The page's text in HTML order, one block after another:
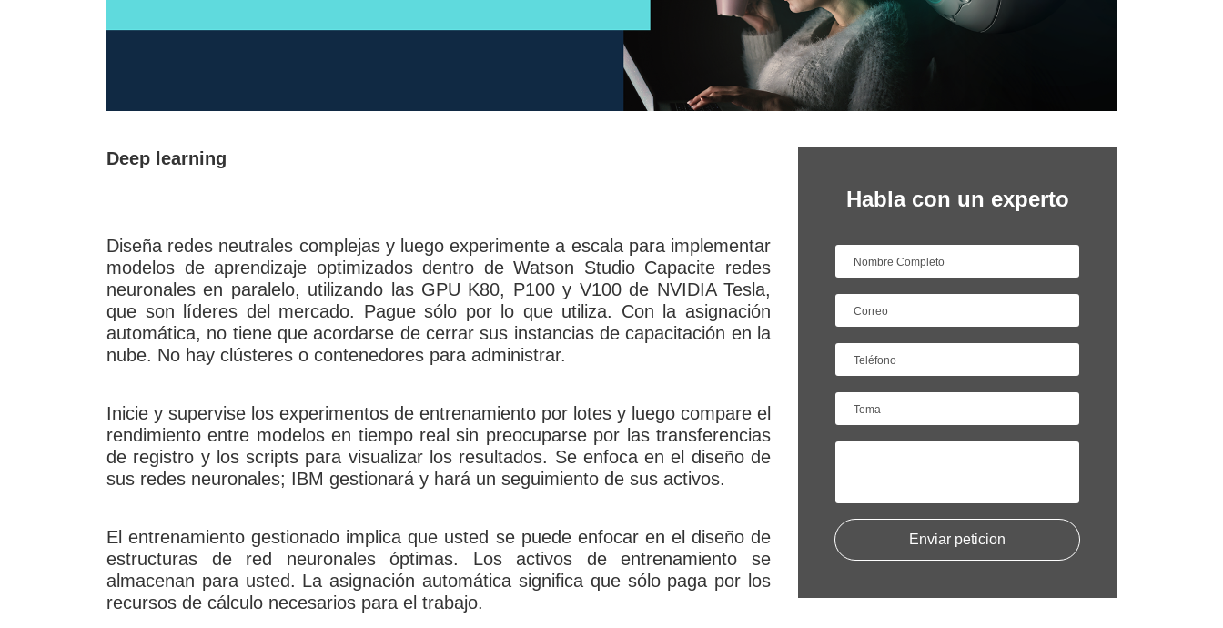
Deep learning
Diseña redes neutrales complejas y luego experimente a escala para implementar
modelos de aprendizaje optimizados dentro de Watson Studio Capacite redes
neuronales en paralelo, utilizando las GPU K80, P100 y V100 de NVIDIA Tesla,
que son líderes del mercado. Pague sólo por lo que utiliza. Con la asignación
automática, no tiene que acordarse de cerrar sus instancias de capacitación en la
nube. No hay clústeres o contenedores para administrar.
Inicie y supervise los experimentos de entrenamiento por lotes y luego compare el
rendimiento entre modelos en tiempo real sin preocuparse por las transferencias
de registro y los scripts para visualizar los resultados. Se enfoca en el diseño de
sus redes neuronales; IBM gestionará y hará un seguimiento de sus activos.
El entrenamiento gestionado implica que usted se puede enfocar en el diseño de
estructuras de red neuronales óptimas. Los activos de entrenamiento se
almacenan para usted. La asignación automática significa que sólo paga por los
recursos de cálculo necesarios para el trabajo.
Habla con un experto